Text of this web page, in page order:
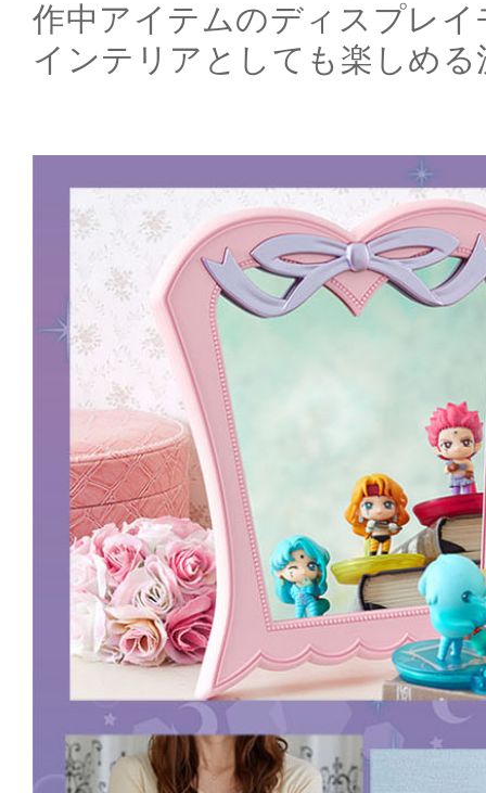
作中アイテムのディスプレ
インテリアとしても楽しめ